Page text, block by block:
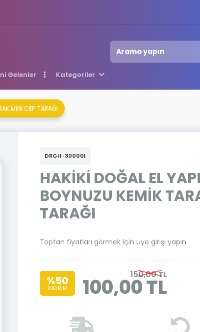
Gelenler Kategoriler
MİNİ CEP TARAĞI
DRGH-300001
HAKİKİ DOĞAL EL
BOYNUZU KEMİK
TARAĞI
Toptan fiyatları görmek için üye girişi yapın
%50
İNDİRİM
150,00 TL
100,00 TL